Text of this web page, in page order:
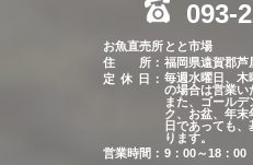
093-
お魚直売所 とと市場
住 所： 福岡県遠賀郡芦
定 休 日
： 毎週水曜日、木
の場合は営業い
また、ゴール
ク、お盆、年末
日であっても
ります。
営業時間： 9：00～18：00